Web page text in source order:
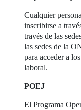
Cualquier
inscribirse a
través de las
las sedes de la
para acceder a
laboral.
POEJ
El Programa